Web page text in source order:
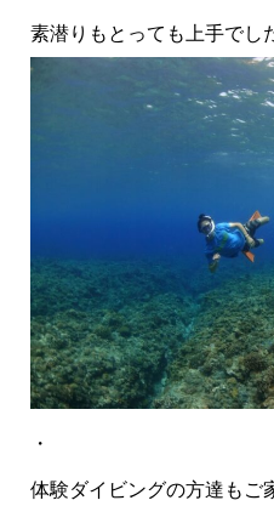
素潜りもとっても上手でし
・
体験ダイビングの方達もご